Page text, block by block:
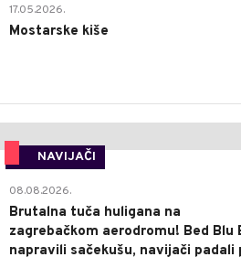
17.05.2026.
Mostarske kiše
NAVIJAČI
08.08.2026.
Brutalna tuča huligana na
zagrebačkom aerodromu! Bed Blu
napravili sačekušu, navijači padali